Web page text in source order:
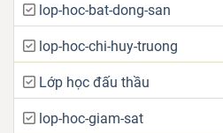
lop-hoc-bat-dong-san
lop-hoc-chi-huy-truong
Lớp học đấu thầu
lop-hoc-giam-sat